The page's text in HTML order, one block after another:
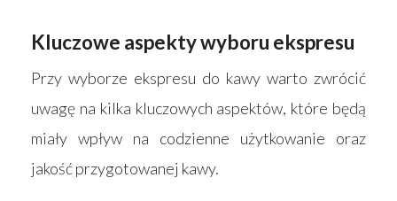
Kluczowe aspekty wyboru ekspresu
Przy wyborze ekspresu do kawy warto zwrócić
uwagę na kilka kluczowych aspektów, które będą
miały wpływ na codzienne użytkowanie oraz
jakość przygotowanej kawy.
Materace
Łóżka
Akcesoria
Wyszukiwarka
Blog
Kontakt